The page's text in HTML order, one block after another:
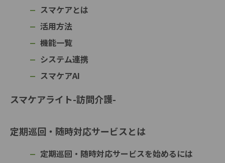
スマケアとは
活用方法
機能一覧
システム連携
スマケアAI
スマケアライト-訪問介護-
定期巡回・随時対応サービスとは
定期巡回・随時対応サービスを始めるには